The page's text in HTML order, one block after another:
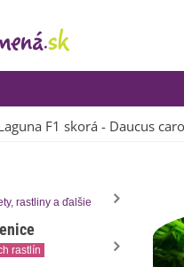
F1 skorá - Daucus
rastliny a ďalšie
rastlín